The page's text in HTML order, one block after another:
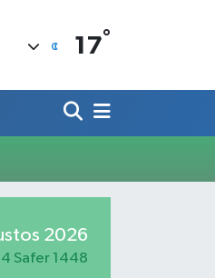
17°
2026
Safer 1448